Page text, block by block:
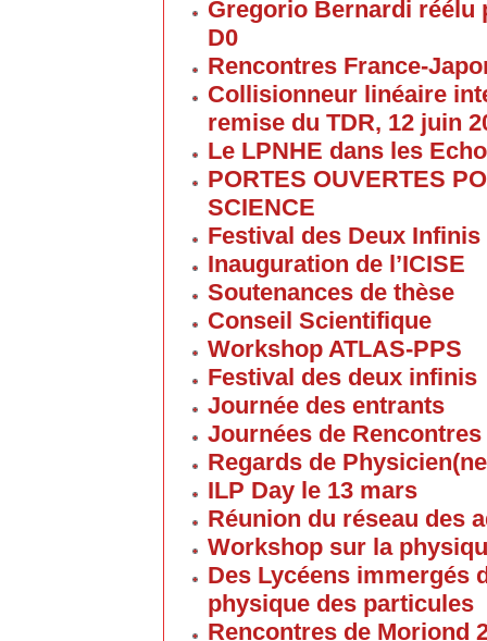
Gregorio Bernardi réélu
D0
Rencontres France-
Collisionneur linéaire
remise du TDR, 12 juin
Le LPNHE dans les
PORTES OUVERTES
SCIENCE
Festival des Deux Infinis
Inauguration de l’ICISE
Soutenances de thèse
Conseil Scientifique
Workshop ATLAS-PPS
Festival des deux infinis
Journée des entrants
Journées de
Regards de
ILP Day le 13 mars
Réunion du réseau des
Workshop sur la
Des Lycéens immergés
physique des particules
Rencontres de Moriond